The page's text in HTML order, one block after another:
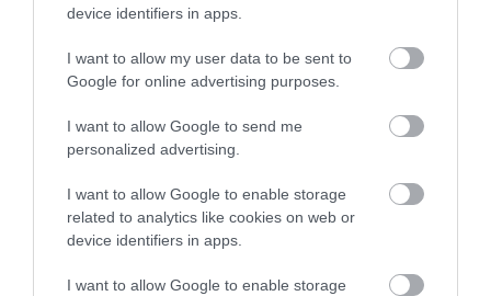
device identifiers in apps.
I want to allow my user data to be sent to
Google for online advertising purposes.
I want to allow Google to send me
personalized advertising.
I want to allow Google to enable storage
related to analytics like cookies on web or
device identifiers in apps.
I want to allow Google to enable storage